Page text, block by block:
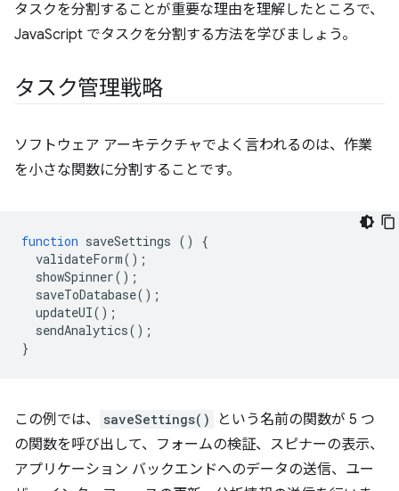
タスクを分割することが重要な理由を理解したところで、
JavaScript でタスクを分割する方法を学びましょう。
タスク管理戦略
ソフトウェア アーキテクチャでよく言われるのは、作業
を小さな関数に分割することです。
function saveSettings ()
{
validateForm();
showSpinner();
saveToDatabase();
updateUI();
sendAnalytics();
}
この例では、 saveSettings()
という名前の関数が 5 つ
の関数を呼び出して、フォームの検証、スピナーの表示、
アプリケーション バックエンドへのデータの送信、ユー